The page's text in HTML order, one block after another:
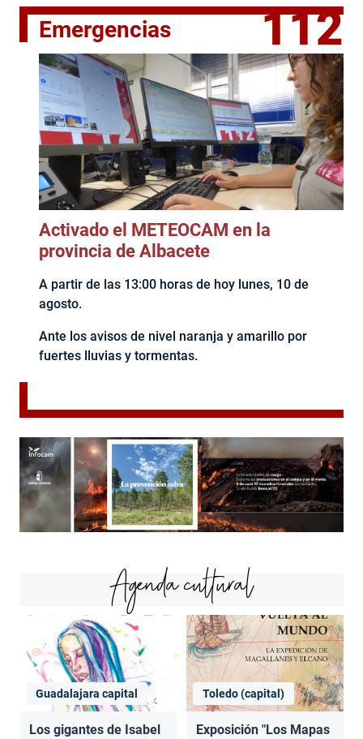
Emergencias 112
Activado el METEOCAM en la
provincia de Albacete
A partir de las 13:00 horas de hoy lunes, 10 de
agosto.
Ante los avisos de nivel naranja y amarillo por
fuertes lluvias y tormentas.
Agenda cultural
Guadalajara capital
Los gigantes de Isabel
Toledo (capital)
Exposición "Los Mapas